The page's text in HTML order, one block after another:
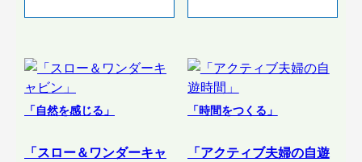
「自然を感じる」
「スロー＆ワンダーキャ
「時間をつくる」
「アクティブ夫婦の自遊